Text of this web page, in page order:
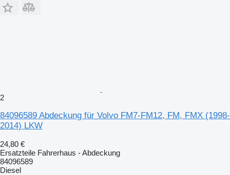
2
84096589 Abdeckung für Volvo FM7-FM12, FM, FMX (1998-
2014) LKW
24,80 €
Ersatzteile Fahrerhaus - Abdeckung
84096589
Diesel